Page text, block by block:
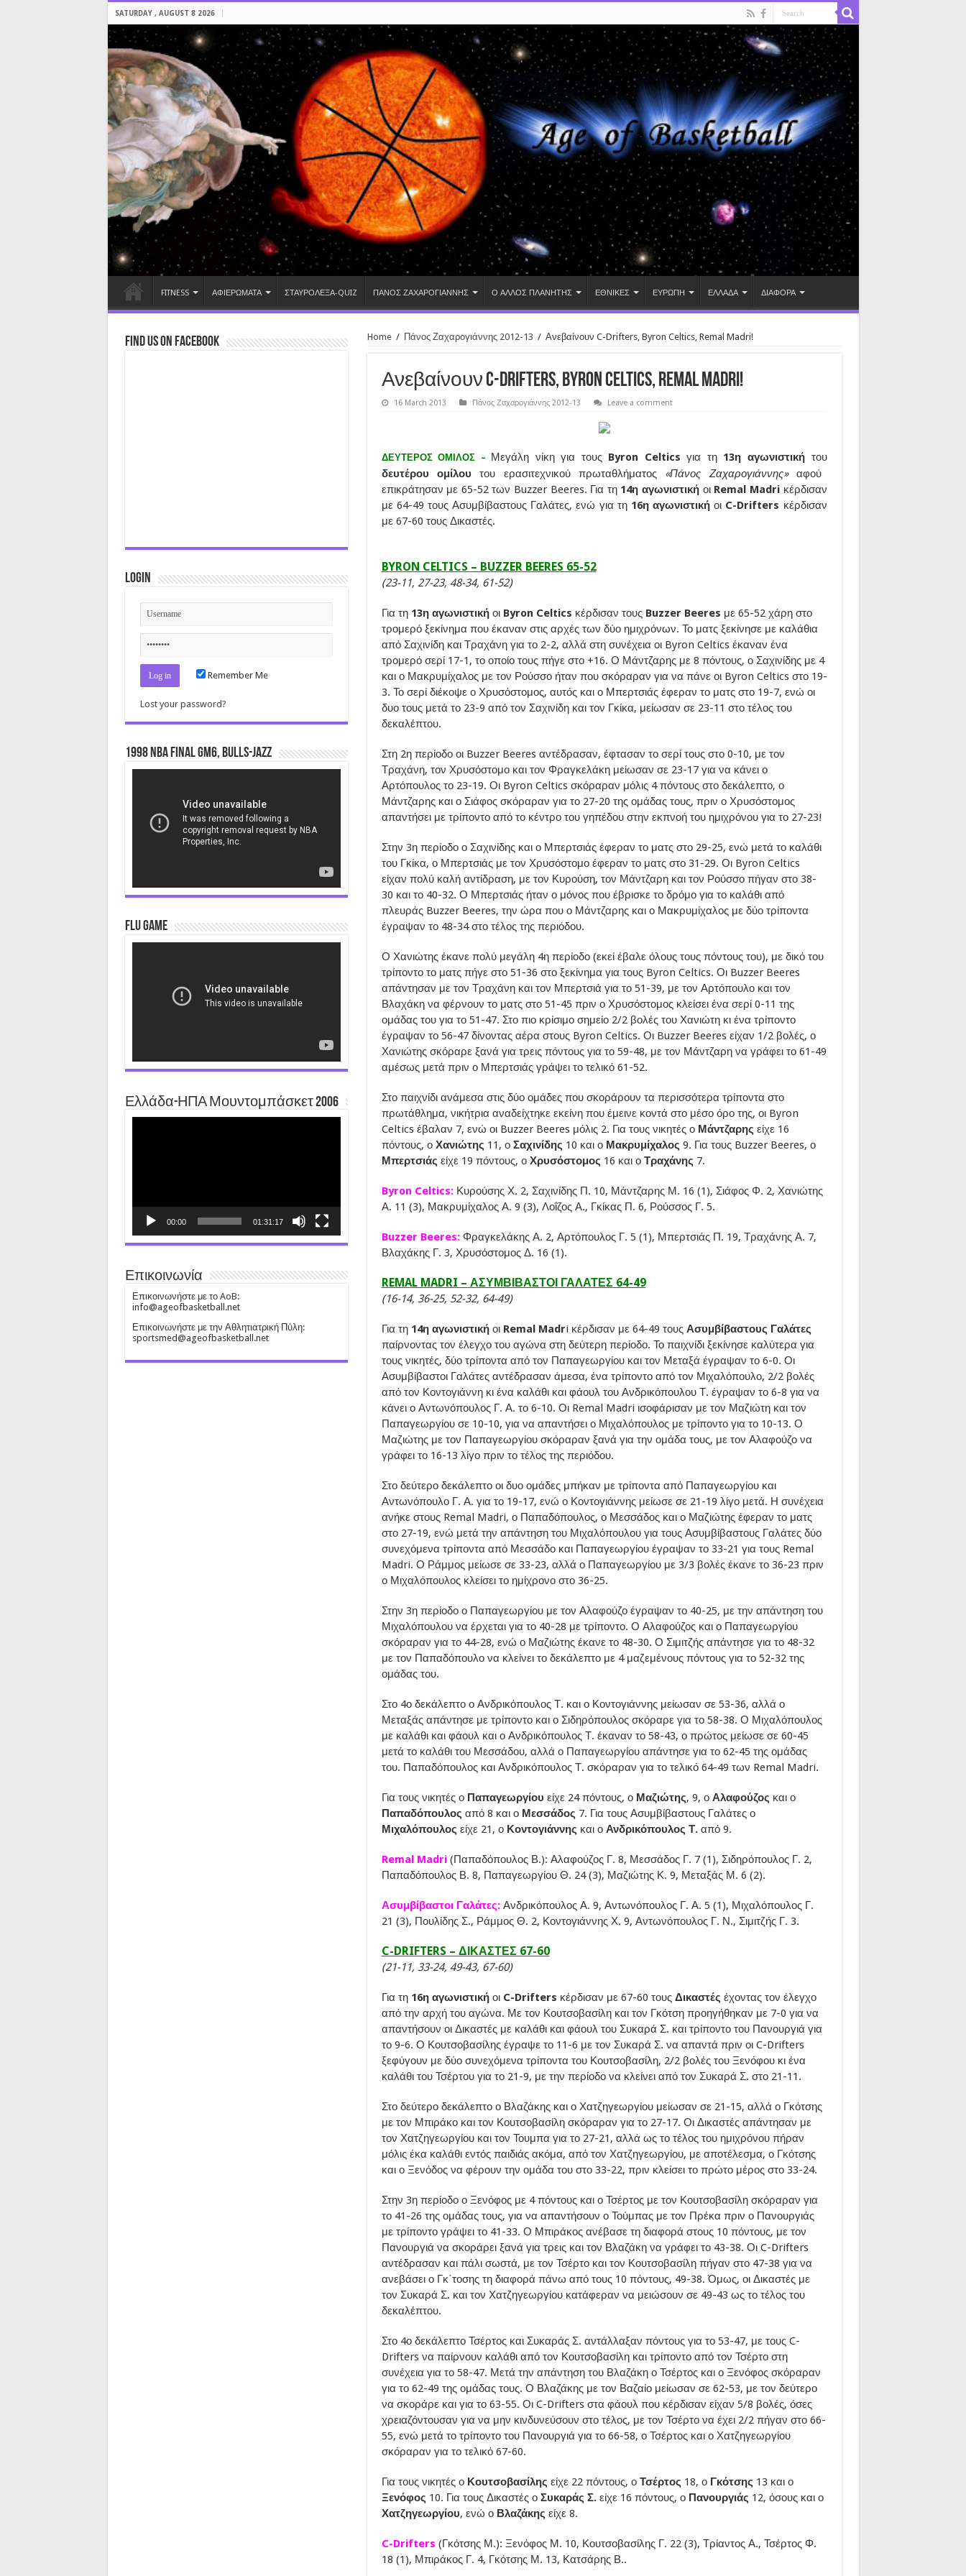
SATURDAY , AUGUST 8 2026
FITNESS ΑΦΙΕΡΩΜΑΤΑ ΣΤΑΥΡΟΛΕΞΑ-QUIZ ΠΑΝΟΣ ΖΑΧΑΡΟΓΙΑΝΝΗΣ Ο ΑΛΛΟΣ ΠΛΑΝΗΤΗΣ ΕΘΝΙΚΕΣ ΕΥΡΩΠΗ ΕΛΛΑΔΑ ΔΙΑΦΟΡΑ
Home / Πάνος Ζαχαρογιάννης 2012-13 / Ανεβαίνουν C-Drifters, Byron Celtics, Remal Madri!
Ανεβαίνουν C-Drifters, Byron Celtics, Remal Madri!
16 March 2013 Πάνος Ζαχαρογιάννης 2012-13 Leave a comment
ΔΕΥΤΕΡΟΣ ΟΜΙΛΟΣ – Μεγάλη νίκη για τους Byron Celticsγια τη 13η αγωνιστικήτου
δευτέρου ομίλου του ερασιτεχνικού πρωταθλήματος «Πάνος Ζαχαρογιάννης»αφού
επικράτησαν με 65-52 των Buzzer Beeres. Για τη 14η αγωνιστική οι Remal Madri κέρδισαν
με 64-49 τους Ασυμβίβαστους Γαλάτες, ενώ για τη 16η αγωνιστικήοι C-Drifters κέρδισαν
με 67-60 τους Δικαστές.
BYRON CELTICS – BUZZER BEERES 65-52
(23-11, 27-23, 48-34, 61-52)
Για τη 13η αγωνιστικήοιByron Celtics κέρδισαν τουςBuzzer Beeres με 65-52 χάρη στο
τρομερό ξεκίνημα που έκαναν στις αρχές των δύο ημιχρόνων. Το ματς ξεκίνησε με καλάθια
από Σαχινίδη και Τραχάνη για το 2-2, αλλά στη συνέχεια οι Byron Celtics έκαναν ένα
τρομερό σερί 17-1, το οποίο τους πήγε στο +16. Ο Μάντζαρης με 8 πόντους, ο Σαχινίδης με 4
και ο Μακρυμίχαλος με τον Ρούσσο ήταν που σκόραραν για να πάνε οι Byron Celtics στο 19-
3. Το σερί διέκοψε ο Χρυσόστομος, αυτός και ο Μπερτσιάς έφεραν το ματς στο 19-7, ενώ οι
δυο τους μετά το 23-9 από τον Σαχινίδη και τον Γκίκα, μείωσαν σε 23-11 στο τέλος του
δεκαλέπτου.
Στη 2η περίοδο οι Buzzer Beeres αντέδρασαν, έφτασαν το σερί τους στο 0-10, με τον
Τραχάνη, τον Χρυσόστομο και τον Φραγκελάκη μείωσαν σε 23-17 για να κάνει ο
Αρτόπουλος το 23-19. Οι Byron Celtics σκόραραν μόλις 4 πόντους στο δεκάλεπτο, ο
Μάντζαρης και ο Σιάφος σκόραραν για το 27-20 της ομάδας τους, πριν ο Χρυσόστομος
απαντήσει με τρίποντο από το κέντρο του γηπέδου στην εκπνοή του ημιχρόνου για το 27-23!
Στην 3η περίοδο ο Σαχινίδης και ο Μπερτσιάς έφεραν το ματς στο 29-25, ενώ μετά το καλάθι
του Γκίκα, ο Μπερτσιάς με τον Χρυσόστομο έφεραν το ματς στο 31-29. Οι Byron Celtics
είχαν πολύ καλή αντίδραση, με τον Κυρούση, τον Μάντζαρη και τον Ρούσσο πήγαν στο 38-
30 και το 40-32. Ο Μπερτσιάς ήταν ο μόνος που έβρισκε το δρόμο για το καλάθι από
πλευράς Buzzer Beeres, την ώρα που ο Μάντζαρης και ο Μακρυμίχαλος με δύο τρίποντα
έγραψαν το 48-34 στο τέλος της περιόδου.
Ο Χανιώτης έκανε πολύ μεγάλη 4η περίοδο (εκεί έβαλε όλους τους πόντους του), με δικό του
τρίποντο το ματς πήγε στο 51-36 στο ξεκίνημα για τους Byron Celtics. Οι Buzzer Beeres
απάντησαν με τον Τραχάνη και τον Μπερτσιά για το 51-39, με τον Αρτόπουλο και τον
Βλαχάκη να φέρνουν το ματς στο 51-45 πριν ο Χρυσόστομος κλείσει ένα σερί 0-11 της
ομάδας του για το 51-47. Στο πιο κρίσιμο σημείο 2/2 βολές του Χανιώτη κι ένα τρίποντο
έγραψαν το 56-47 δίνοντας αέρα στους Byron Celtics. Οι Buzzer Beeres είχαν 1/2 βολές, ο
Χανιώτης σκόραρε ξανά για τρεις πόντους για το 59-48, με τον Μάντζαρη να γράφει το 61-49
αμέσως μετά πριν ο Μπερτσιάς γράψει το τελικό 61-52.
Στο παιχνίδι ανάμεσα στις δύο ομάδες που σκοράρουν τα περισσότερα τρίποντα στο
πρωτάθλημα, νικήτρια αναδείχτηκε εκείνη που έμεινε κοντά στο μέσο όρο της, οι Byron
Celtics έβαλαν 7, ενώ οι Buzzer Beeres μόλις 2. Για τους νικητές ο Μάντζαρης είχε 16
πόντους, ο Χανιώτης 11, ο Σαχινίδης 10 και ο Μακρυμίχαλος 9. Για τους Buzzer Beeres, ο
Μπερτσιάς είχε 19 πόντους, ο Χρυσόστομος 16 και ο Τραχάνης 7.
Byron Celtics:Κυρούσης Χ. 2, Σαχινίδης Π. 10, Μάντζαρης Μ. 16 (1), Σιάφος Φ. 2, Χανιώτης
Α. 11 (3), Μακρυμίχαλος Α. 9 (3), Λοΐζος Α., Γκίκας Π. 6, Ρούσσος Γ. 5.
Buzzer Beeres:Φραγκελάκης Α. 2, Αρτόπουλος Γ. 5 (1), Μπερτσιάς Π. 19, Τραχάνης Α. 7,
Βλαχάκης Γ. 3, Χρυσόστομος Δ. 16 (1).
REMAL MADRI – ΑΣΥΜΒΙΒΑΣΤΟΙ ΓΑΛΑΤΕΣ 64-49
(16-14, 36-25, 52-32, 64-49)
Για τη 14η αγωνιστικήοι Remal Madri κέρδισαν με 64-49 τους Ασυμβίβαστους Γαλάτες
παίρνοντας τον έλεγχο του αγώνα στη δεύτερη περίοδο. Το παιχνίδι ξεκίνησε καλύτερα για
τους νικητές, δύο τρίποντα από τον Παπαγεωργίου και τον Μεταξά έγραψαν το 6-0. Οι
Ασυμβίβαστοι Γαλάτες αντέδρασαν άμεσα, ένα τρίποντο από τον Μιχαλόπουλο, 2/2 βολές
από τον Κοντογιάννη κι ένα καλάθι και φάουλ του Ανδρικόπουλου Τ. έγραψαν το 6-8 για να
κάνει ο Αντωνόπουλος Γ. Α. το 6-10. Οι Remal Madri ισοφάρισαν με τον Μαζιώτη και τον
Παπαγεωργίου σε 10-10, για να απαντήσει ο Μιχαλόπουλος με τρίποντο για το 10-13. Ο
Μαζιώτης με τον Παπαγεωργίου σκόραραν ξανά για την ομάδα τους, με τον Αλαφούζο να
γράφει το 16-13 λίγο πριν το τέλος της περιόδου.
Στο δεύτερο δεκάλεπτο οι δυο ομάδες μπήκαν με τρίποντα από Παπαγεωργίου και
Αντωνόπουλο Γ. Α. για το 19-17, ενώ ο Κοντογιάννης μείωσε σε 21-19 λίγο μετά. Η συνέχεια
ανήκε στους Remal Madri, ο Παπαδόπουλος, ο Μεσσάδος και ο Μαζιώτης έφεραν το ματς
στο 27-19, ενώ μετά την απάντηση του Μιχαλόπουλου για τους Ασυμβίβαστους Γαλάτες δύο
συνεχόμενα τρίποντα από Μεσσάδο και Παπαγεωργίου έγραψαν το 33-21 για τους Remal
Madri. Ο Ράμμος μείωσε σε 33-23, αλλά ο Παπαγεωργίου με 3/3 βολές έκανε το 36-23 πριν
ο Μιχαλόπουλος κλείσει το ημίχρονο στο 36-25.
Στην 3η περίοδο ο Παπαγεωργίου με τον Αλαφούζο έγραψαν το 40-25, με την απάντηση του
Μιχαλόπουλου να έρχεται για το 40-28 με τρίποντο. Ο Αλαφούζος και ο Παπαγεωργίου
σκόραραν για το 44-28, ενώ ο Μαζιώτης έκανε το 48-30. Ο Σιμιτζής απάντησε για το 48-32
με τον Παπαδόπουλο να κλείνει το δεκάλεπτο με 4 μαζεμένους πόντους για το 52-32 της
ομάδας του.
Στο 4ο δεκάλεπτο ο Ανδρικόπουλος Τ. και ο Κοντογιάννης μείωσαν σε 53-36, αλλά ο
Μεταξάς απάντησε με τρίποντο και ο Σιδηρόπουλος σκόραρε για το 58-38. Ο Μιχαλόπουλος
με καλάθι και φάουλ και ο Ανδρικόπουλος Τ. έκαναν το 58-43, ο πρώτος μείωσε σε 60-45
μετά το καλάθι του Μεσσάδου, αλλά ο Παπαγεωργίου απάντησε για το 62-45 της ομάδας
του. Παπαδόπουλος και Ανδρικόπουλος Τ. σκόραραν για το τελικό 64-49 των Remal Madri.
Για τους νικητές ο Παπαγεωργίου είχε 24 πόντους, ο Μαζιώτης, 9, ο Αλαφούζος και ο
Παπαδόπουλος από 8 και ο Μεσσάδος 7. Για τους Ασυμβίβαστους Γαλάτες ο
Μιχαλόπουλος είχε 21, ο Κοντογιάννης και ο Ανδρικόπουλος Τ.από 9.
Remal Madri (Παπαδόπουλος Β.): Αλαφούζος Γ. 8, Μεσσάδος Γ. 7 (1), Σιδηρόπουλος Γ. 2,
Παπαδόπουλος Β. 8, Παπαγεωργίου Θ. 24 (3), Μαζιώτης Κ. 9, Μεταξάς Μ. 6 (2).
Ασυμβίβαστοι Γαλάτες:Ανδρικόπουλος Α. 9, Αντωνόπουλος Γ. Α. 5 (1), Μιχαλόπουλος Γ.
21 (3), Πουλίδης Σ., Ράμμος Θ. 2, Κοντογιάννης Χ. 9, Αντωνόπουλος Γ. Ν., Σιμιτζής Γ. 3.
C-DRIFTERS – ΔΙΚΑΣΤΕΣ 67-60
(21-11, 33-24, 49-43, 67-60)
Για τη16η αγωνιστικήοιC-Drifters κέρδισαν με 67-60 τους Δικαστές έχοντας τον έλεγχο
από την αρχή του αγώνα. Με τον Κουτσοβασίλη και τον Γκότση προηγήθηκαν με 7-0 για να
απαντήσουν οι Δικαστές με καλάθι και φάουλ του Συκαρά Σ. και τρίποντο του Πανουργιά για
το 9-6. Ο Κουτσοβασίλης έγραψε το 11-6 με τον Συκαρά Σ. να απαντά πριν οι C-Drifters
ξεφύγουν με δύο συνεχόμενα τρίποντα του Κουτσοβασίλη, 2/2 βολές του Ξενόφου κι ένα
καλάθι του Τσέρτου για το 21-9, με την περίοδο να κλείνει από τον Συκαρά Σ. στο 21-11.
Στο δεύτερο δεκάλεπτο ο Βλαζάκης και ο Χατζηγεωργίου μείωσαν σε 21-15, αλλά ο Γκότσης
με τον Μπιράκο και τον Κουτσοβασίλη σκόραραν για το 27-17. Οι Δικαστές απάντησαν με
τον Χατζηγεωργίου και τον Τουμπα για το 27-21, αλλά ως το τέλος του ημιχρόνου πήραν
μόλις έκα καλάθι εντός παιδιάς ακόμα, από τον Χατζηγεωργίου, με αποτέλεσμα, ο Γκότσης
και ο Ξενόδος να φέρουν την ομάδα του στο 33-22, πριν κλείσει το πρώτο μέρος στο 33-24.
Στην 3η περίοδο ο Ξενόφος με 4 πόντους και ο Τσέρτος με τον Κουτσοβασίλη σκόραραν για
το 41-26 της ομάδας τους, για να απαντήσουν ο Τούμπας με τον Πρέκα πριν ο Πανουργιάς
με τρίποντο γράψει το 41-33. Ο Μπιράκος ανέβασε τη διαφορά στους 10 πόντους, με τον
Πανουργιά να σκοράρει ξανά για τρεις και τον Βλαζάκη να γράφει το 43-38. Οι C-Drifters
αντέδρασαν και πάλι σωστά, με τον Τσέρτο και τον Κουτσοβασίλη πήγαν στο 47-38 για να
ανεβάσει ο Γκ΄τοσης τη διαφορά πάνω από τους 10 πόντους, 49-38. Όμως, οι Δικαστές με
τον Συκαρά Σ. και τον Χατζηγεωργίου κατάφεραν να μειώσουν σε 49-43 ως το τέλος του
δεκαλέπτου.
Στο 4ο δεκάλεπτο Τσέρτος και Συκαράς Σ. αντάλλαξαν πόντους για το 53-47, με τους C-
Drifters να παίρνουν καλάθι από τον Κουτσοβασίλη και τρίποντο από τον Τσέρτο στη
συνέχεια για το 58-47. Μετά την απάντηση του Βλαζάκη ο Τσέρτος και ο Ξενόφος σκόραραν
για το 62-49 της ομάδας τους. Ο Βλαζάκης με τον Βαζαίο μείωσαν σε 62-53, με τον δεύτερο
να σκοράρε και για το 63-55. Οι C-Drifters στα φάουλ που κέρδισαν είχαν 5/8 βολές, όσες
χρειαζόντουσαν για να μην κινδυνεύσουν στο τέλος, με τον Τσέρτο να έχει 2/2 πήγαν στο 66-
55, ενώ μετά το τρίποντο του Πανουργιά για το 66-58, ο Τσέρτος και ο Χατζηγεωργίου
σκόραραν για το τελικό 67-60.
Για τους νικητές ο Κουτσοβασίλης είχε 22 πόντους, ο Τσέρτος 18, ο Γκότσης 13 και ο
Ξενόφος 10. Για τους Δικαστές ο Συκαράς Σ.είχε 16 πόντους, ο Πανουργιάς 12, όσους και ο
Χατζηγεωργίου, ενώ ο Βλαζάκης είχε 8.
C-Drifters (Γκότσης Μ.): Ξενόφος Μ. 10, Κουτσοβασίλης Γ. 22 (3), Τρίαντος Α., Τσέρτος Φ.
18 (1), Μπιράκος Γ. 4, Γκότσης Μ. 13, Κατσάρης Β..
Find us on Facebook
Login
Remember Me
Lost your password?
1998 NBA Final gm6, Bulls-Jazz
Flu Game
Ελλάδα-ΗΠΑ Μουντομπάσκετ 2006
00:00 01:31:17
Επικοινωνία
Επικοινωνήστε με το AoB:
info@ageofbasketball.net
Επικοινωνήστε με την Αθλητιατρική Πύλη:
sportsmed@ageofbasketball.net